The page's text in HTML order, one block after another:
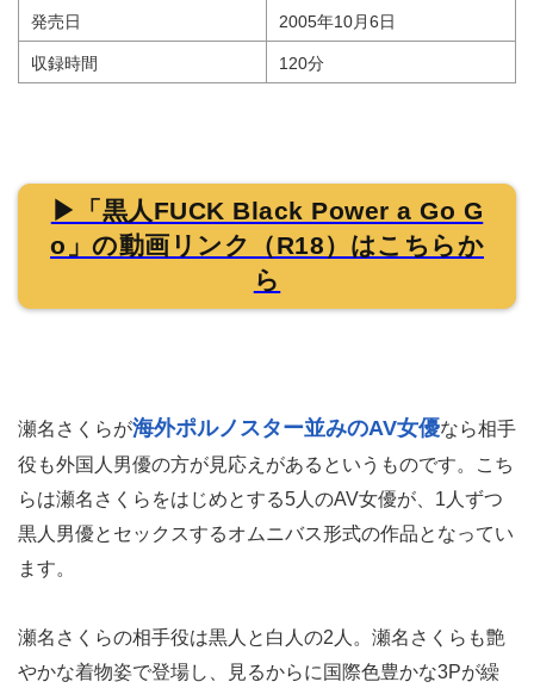
発売日 2005年10月6日
収録時間 120分
▶「黒人FUCK Black Power a Go G
o」の動画リンク（R18）はこちらか
ら
瀬名さくらが海外ポルノスター並みのAV女優なら相手
役も外国人男優の方が見応えがあるというものです。こち
らは瀬名さくらをはじめとする5人のAV女優が、1人ずつ
黒人男優とセックスするオムニバス形式の作品となってい
ます。
瀬名さくらの相手役は黒人と白人の2人。瀬名さくらも艶
やかな着物姿で登場し、見るからに国際色豊かな3Pが繰